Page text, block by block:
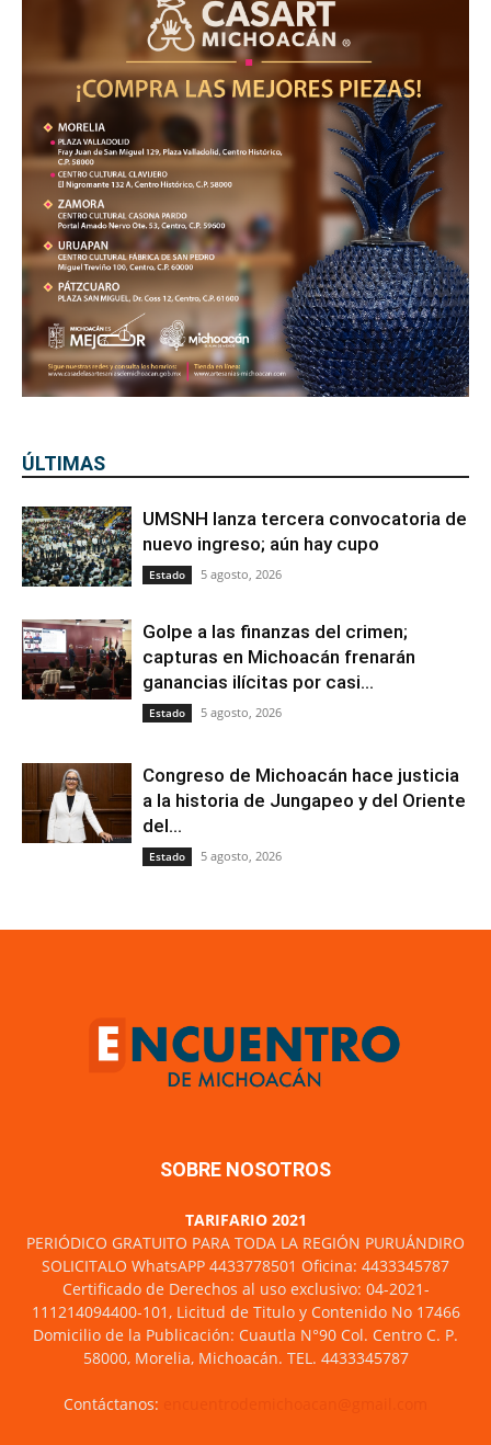
ÚLTIMAS
UMSNH lanza tercera convocatoria de
nuevo ingreso; aún hay cupo
Estado 5 agosto, 2026
Golpe a las finanzas del crimen;
capturas en Michoacán frenarán
ganancias ilícitas por casi...
Estado 5 agosto, 2026
Congreso de Michoacán hace justicia
a la historia de Jungapeo y del Oriente
del...
Estado 5 agosto, 2026
SOBRE NOSOTROS
TARIFARIO 2021
PERIÓDICO GRATUITO PARA TODA LA REGIÓN PURUÁNDIRO
SOLICITALO WhatsAPP 4433778501 Oficina: 4433345787
Certificado de Derechos al uso exclusivo: 04-2021-
111214094400-101, Licitud de Titulo y Contenido No 17466
Domicilio de la Publicación: Cuautla N°90 Col. Centro C. P.
58000, Morelia, Michoacán. TEL. 4433345787
Contáctanos: